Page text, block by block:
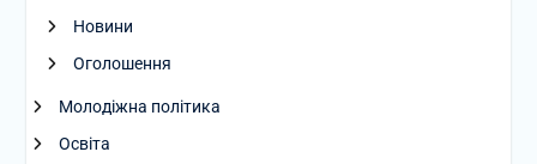
Новини
Оголошення
Молодіжна політика
Освіта